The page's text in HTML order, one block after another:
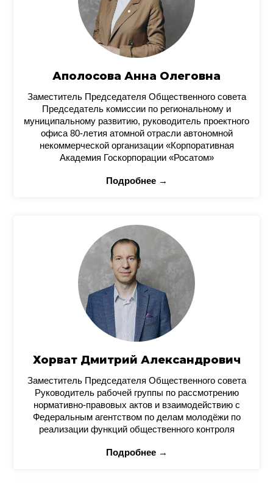
Аполосова Анна Олеговна
Заместитель Председателя Общественного совета
Председатель комиссии по региональному и
муниципальному развитию, руководитель проектного
офиса 80-летия атомной отрасли автономной
некоммерческой организации «Корпоративная
Академия Госкорпорации «Росатом»
Подробнее →
Хорват Дмитрий Александрович
Заместитель Председателя Общественного совета
Руководитель рабочей группы по рассмотрению
нормативно-правовых актов и взаимодействию с
Федеральным агентством по делам молодёжи по
реализации функций общественного контроля
Подробнее →